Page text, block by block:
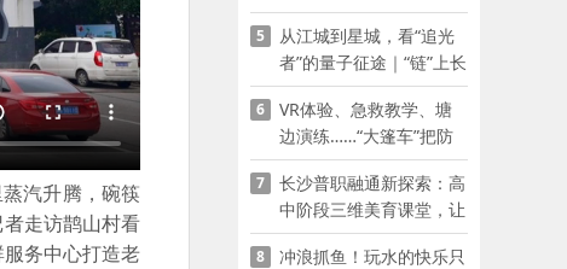
汽升腾，碗筷
走访鹊山村看
务中心打造老
5
从江城到星城，看“追光
者”的量子征途｜“链”上长
沙 “才”够硬核
6
VR体验、急救教学、塘
边演练……“大篷车”把防
溺水课堂搬到乡村青少年
家门口
7
长沙普职融通新探索：高
中阶段三维美育课堂，让
少年向美而生
8
冲浪抓鱼！玩水的快乐只